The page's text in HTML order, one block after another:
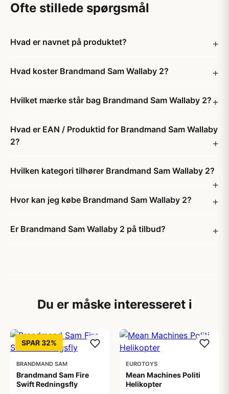
Ofte stillede spørgsmål
Hvad er navnet på produktet?
Hvad koster Brandmand Sam Wallaby 2?
Hvilket mærke står bag Brandmand Sam Wallaby 2?
Hvad er EAN / Produktid for Brandmand Sam Wallaby
2?
Hvilken kategori tilhører Brandmand Sam Wallaby 2?
Hvor kan jeg købe Brandmand Sam Wallaby 2?
Er Brandmand Sam Wallaby 2 på tilbud?
Du er måske interesseret i
SPAR 32%
BRANDMAND SAM
Brandmand Sam Fire
Swift Redningsfly
EUROTOYS
Mean Machines Politi
Helikopter